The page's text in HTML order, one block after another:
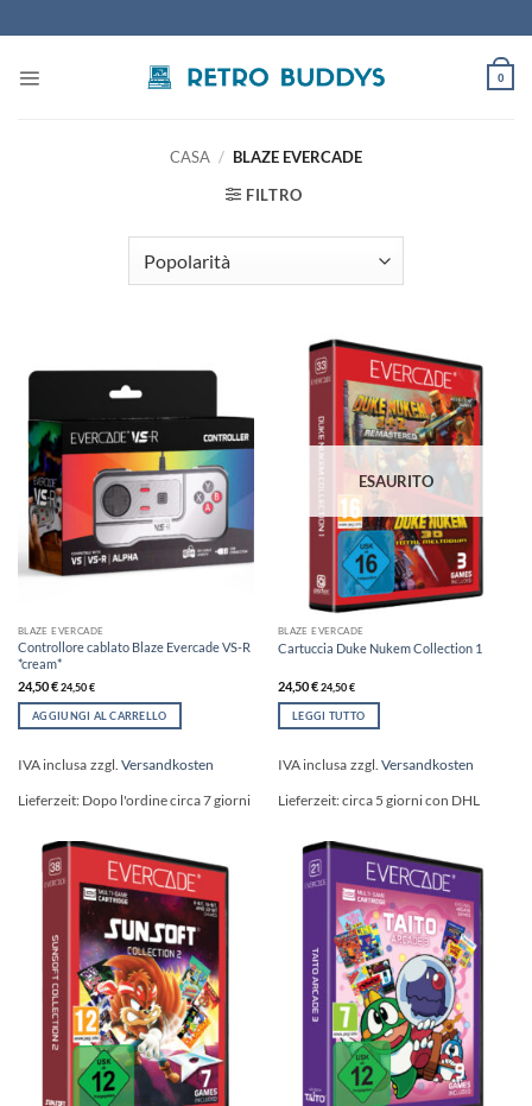
ai
0
CASA / BLAZE EVERCADE
FILTRO
BLAZE EVERCADE
Controllore cablato Blaze Evercade VS-R
*cream*
24,50€ 24,50€
AGGIUNGI AL CARRELLO
IVA inclusa zzgl. Versandkosten
Lieferzeit: Dopo l'ordine circa 7 giorni
ESAURITO
BLAZE EVERCADE
Cartuccia Duke Nukem Collection 1
24,50€ 24,50€
LEGGI TUTTO
IVA inclusa zzgl. Versandkosten
Lieferzeit:circa 5 giorni con DHL